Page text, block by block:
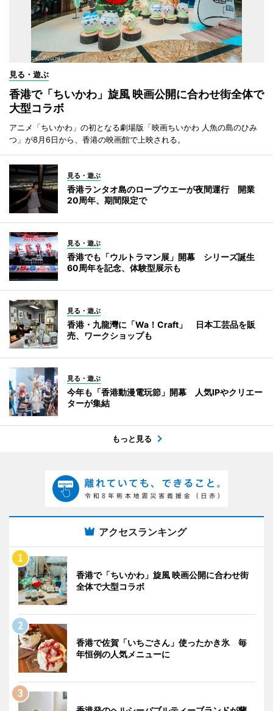
見る・遊ぶ
香港で「ちいかわ」旋風 映画公開に合わせ街全体で
大型コラボ
アニメ「ちいかわ」の初となる劇場版「映画ちいかわ 人魚の島のひみ
つ」が8月6日から、香港の映画館で上映される。
見る・遊ぶ
香港ランタオ島のロープウエーが夜間運行 開業
20周年、期間限定で
見る・遊ぶ
香港でも「ウルトラマン展」開幕 シリーズ誕生
60周年を記念、体験型展示も
見る・遊ぶ
香港・九龍灣に「Wa！Craft」 日本工芸品を販
売、ワークショップも
見る・遊ぶ
今年も「香港動漫電玩節」開幕 人気IPやクリエー
ターが集結
もっと見る
アクセスランキング
香港で「ちいかわ」旋風 映画公開に合わせ街
全体で大型コラボ
香港で佐賀「いちごさん」使ったかき氷 毎
年恒例の人気メニューに